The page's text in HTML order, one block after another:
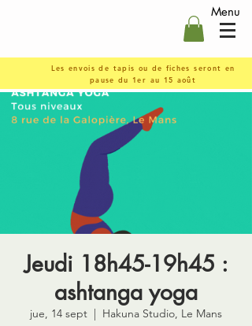
Menu
Les envois de tapis ou de fiches seront en
pause du 1er au 15 août
Jeudi 18h45-19h45 :
ashtanga yoga
jue, 14 sept
  |
Hakuna Studio, Le Mans